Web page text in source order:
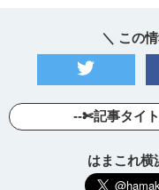
＼ この
--✄記事タイ
はまこれ横